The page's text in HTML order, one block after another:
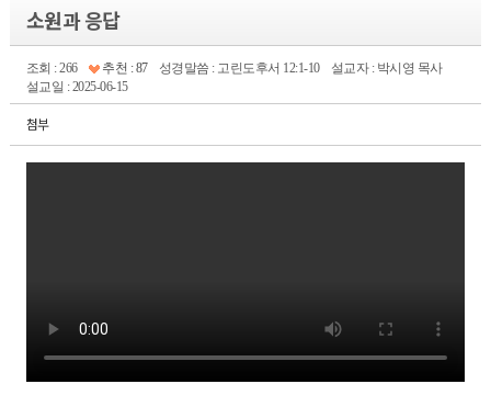
소원과 응답
조회 : 266 추천 : 87 성경말씀 : 고린도후서 12:1-10
설교자 : 박시영 목사
설교일 : 2025-06-15
첨부